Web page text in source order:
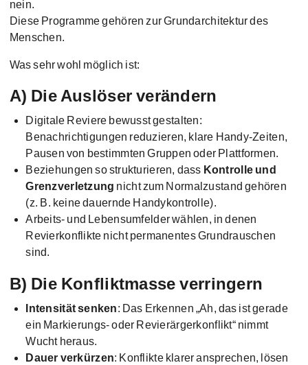
nein.
Diese Programme gehören zur Grundarchitektur des
Menschen.
Was sehr wohl möglich ist:
A) Die Auslöser verändern
Digitale Reviere bewusst gestalten:
Benachrichtigungen reduzieren, klare Handy-Zeiten,
Pausen von bestimmten Gruppen oder Plattformen.
Beziehungen so strukturieren, dass Kontrolle und
Grenzverletzung nicht zum Normalzustand gehören
(z. B. keine dauernde Handykontrolle).
Arbeits- und Lebensumfelder wählen, in denen
Revierkonflikte nicht permanentes Grundrauschen
sind.
B) Die Konfliktmasse verringern
Intensität senken: Das Erkennen „Ah, das ist gerade
ein Markierungs- oder Revierärgerkonflikt“ nimmt
Wucht heraus.
Dauer verkürzen: Konflikte klarer ansprechen, lösen